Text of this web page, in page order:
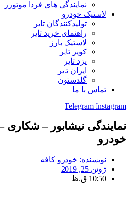
نمایندگی های فردا موتورز
لاستیک خودرو
تولیدکنندگان تایر
راهنمای خرید تایر
لاستیک بارز
کویر تایر
یزد تایر
ایران تایر
گلدستون
تماس با ما
Telegram Instagram
خودرو
نویسنده: خودرو کافه
ژوئن 25, 2019
10:50 ق.ظ